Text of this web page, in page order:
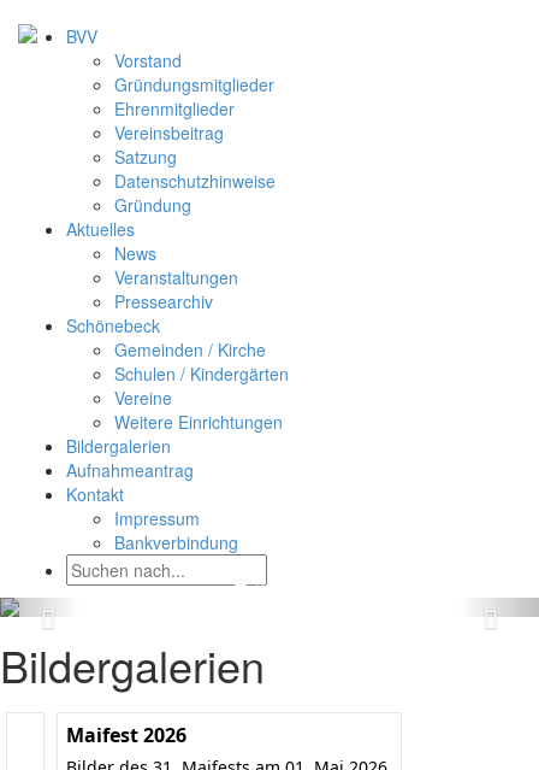
BVV
Vorstand
Gründungsmitglieder
Ehrenmitglieder
Vereinsbeitrag
Satzung
Datenschutzhinweise
Gründung
Aktuelles
News
Veranstaltungen
Pressearchiv
Schönebeck
Gemeinden / Kirche
Schulen / Kindergärten
Vereine
Weitere Einrichtungen
Bildergalerien
Aufnahmeantrag
Kontakt
Impressum
Bankverbindung
Bildergalerien
Maifest 2026